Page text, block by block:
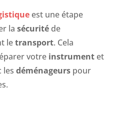
est une étape
la sécuritéde
letransport. Cela
votre instrumentet
les déménageurspour